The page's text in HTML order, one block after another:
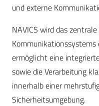
und externe
NAVICS wird das
Kommunikationssystems
ermöglicht eine
sowie die Verarbeitung
innerhalb einer
Sicherheitsumgebung.